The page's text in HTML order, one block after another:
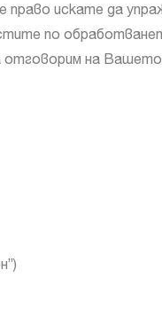
право искате да
по
отговорим на Вашето